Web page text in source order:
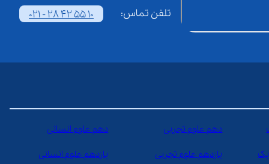
تلفن تماس: 021 - 28 42 55 10
دهم علوم تجربی دهم علوم انسانی
یازدهم علوم تجربی یازدهم علوم انسانی